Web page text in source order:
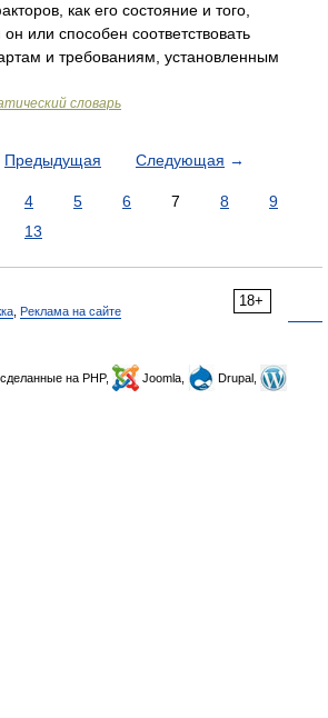
как его состояние и того,
он или способен соответствовать
и требованиям, установленным
словарь
Предыдущая Следующая →
4 5 6 7 8
9
13
18+
Реклама на сайте
, сделанные на PHP, Joomla,
Drupal,